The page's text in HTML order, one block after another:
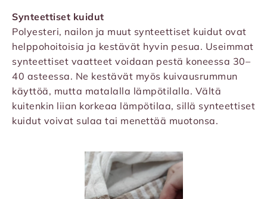
Synteettiset kuidut
Polyesteri, nailon ja muut synteettiset kuidut ovat
helppohoitoisia ja kestävät hyvin pesua. Useimmat
synteettiset vaatteet voidaan pestä koneessa 30–
40 asteessa. Ne kestävät myös kuivausrummun
käyttöä, mutta matalalla lämpötilalla. Vältä
kuitenkin liian korkeaa lämpötilaa, sillä synteettiset
kuidut voivat sulaa tai menettää muotonsa.